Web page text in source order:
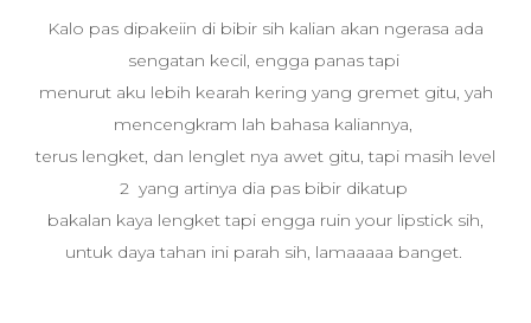
Kalo pas dipakeiin di bibir sih kalian akan ngerasa ada
sengatan kecil, engga panas tapi
menurut aku lebih kearah kering yang gremet gitu, yah
mencengkram lah bahasa kaliannya,
terus lengket, dan lenglet nya awet gitu, tapi masih level
2 yang artinya dia pas bibir dikatup
bakalan kaya lengket tapi engga ruin your lipstick sih,
untuk daya tahan ini parah sih, lamaaaaa banget.